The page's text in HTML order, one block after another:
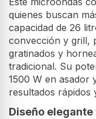
quienes buscan
capacidad de 26
convección y grill,
gratinados y
tradicional. Su
1500 W en asador
resultados rápidos
Diseño